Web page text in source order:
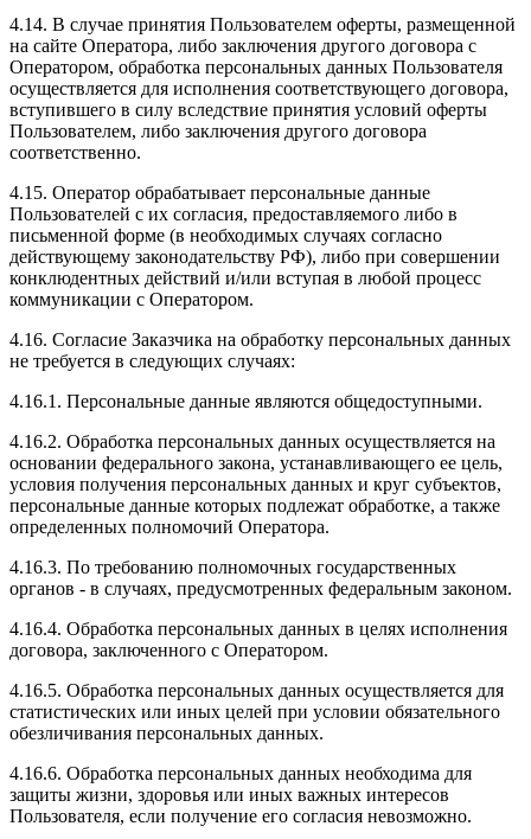
4.14. В случае принятия Пользователем оферты, размещенной
на сайте Оператора, либо заключения другого договора с
Оператором, обработка персональных данных Пользователя
осуществляется для исполнения соответствующего договора,
вступившего в силу вследствие принятия условий оферты
Пользователем, либо заключения другого договора
соответственно.
4.15. Оператор обрабатывает персональные данные
Пользователей с их согласия, предоставляемого либо в
письменной форме (в необходимых случаях согласно
действующему законодательству РФ), либо при совершении
конклюдентных действий и/или вступая в любой процесс
коммуникации с Оператором.
4.16. Согласие Заказчика на обработку персональных данных
не требуется в следующих случаях:
4.16.1. Персональные данные являются общедоступными.
4.16.2. Обработка персональных данных осуществляется на
основании федерального закона, устанавливающего ее цель,
условия получения персональных данных и круг субъектов,
персональные данные которых подлежат обработке, а также
определенных полномочий Оператора.
4.16.3. По требованию полномочных государственных
органов - в случаях, предусмотренных федеральным законом.
4.16.4. Обработка персональных данных в целях исполнения
договора, заключенного с Оператором.
4.16.5. Обработка персональных данных осуществляется для
статистических или иных целей при условии обязательного
обезличивания персональных данных.
4.16.6. Обработка персональных данных необходима для
защиты жизни, здоровья или иных важных интересов
Пользователя, если получение его согласия невозможно.